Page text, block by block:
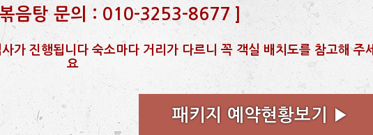
음탕 문의 : 010-3253-8677 ]
가 진행됩니다 숙소마다 거리가 다르니 꼭 객실 배치도를 참고해 주세
요
패키지 예약현황보기 ▶